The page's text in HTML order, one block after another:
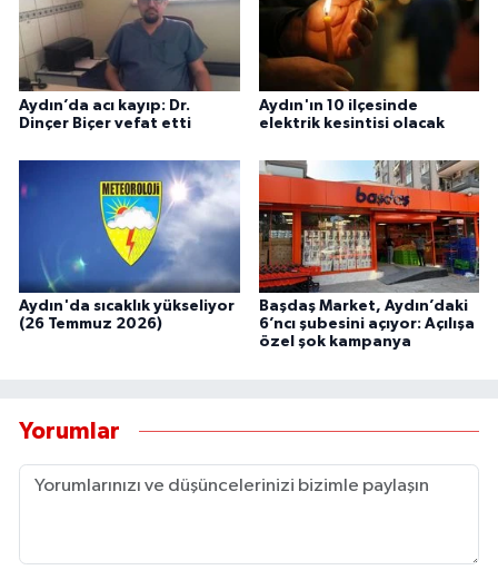
Aydın’da acı kayıp: Dr.
Dinçer Biçer vefat etti
Aydın'ın 10 ilçesinde
elektrik kesintisi olacak
Aydın'da sıcaklık yükseliyor
(26 Temmuz 2026)
Başdaş Market, Aydın’daki
6’ncı şubesini açıyor: Açılışa
özel şok kampanya
Yorumlar